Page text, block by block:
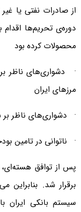
از صادرات نفتی یا
دوره‌ی تحریم‌ها اقدام
محصولات کرده بود
· دشواری‌های ناظر
مرزهای ایران
· دشواری‌های ناظر بر
· ناتوانی در تامین
پس از توافق هسته‌ای،
برقرار شد.
سیستم بانکی ایران